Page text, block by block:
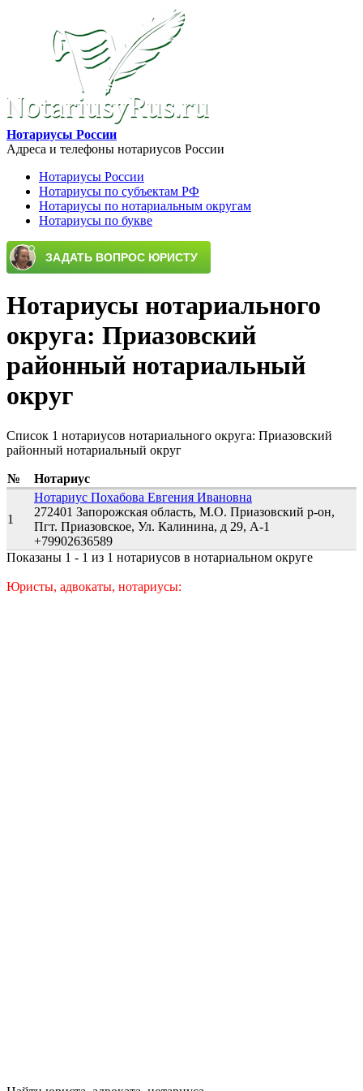
Перейти к основному содержанию
Нотариусы России
Адреса и телефоны нотариусов России
Main menu
Нотариусы России
Нотариусы по субъектам РФ
Нотариусы по нотариальным округам
Нотариусы по букве
Нотариусы нотариального
округа: Приазовский
районный нотариальный
округ
Список 1 нотариусов нотариального округа: Приазовский
районный нотариальный округ
№ Нотариус
1
Нотариус Похабова Евгения Ивановна
272401 Запорожская область, М.О. Приазовский р-он,
Пгт. Приазовское, Ул. Калинина, д 29, А-1
+79902636589
Показаны 1 - 1 из 1 нотариусов в нотариальном округе
Юристы, адвокаты, нотариусы: